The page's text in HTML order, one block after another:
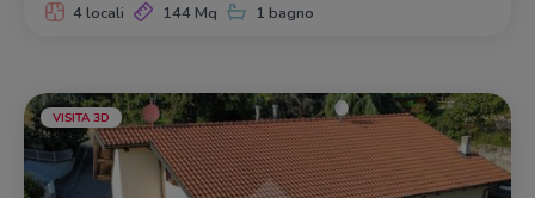
4 locali 144 Mq 1 bagno
VISITA 3D